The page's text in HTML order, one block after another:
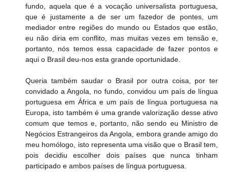
fundo, aquela que é a vocação universalista portuguesa,
que é justamente a de ser um fazedor de pontes, um
mediador entre regiões do mundo ou Estados que estão,
eu não diria em conflito, mas muitas vezes em tensão e,
portanto, nós temos essa capacidade de fazer pontos e
aqui o Brasil deu-nos esta grande oportunidade.
Queria também saudar o Brasil por outra coisa, por ter
convidado a Angola, no fundo, convidou um país de língua
portuguesa em África e um país de língua portuguesa na
Europa, isto também é uma grande valorização desse ativo
comum que temos e, portanto, não sendo eu Ministro de
Negócios Estrangeiros da Angola, embora grande amigo do
meu homólogo, isto representa uma visão que o Brasil tem,
pois decidiu escolher dois países que nunca tinham
participado e ambos países de língua portuguesa.